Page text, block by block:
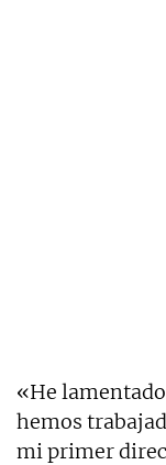
«He
hemos
mi primer